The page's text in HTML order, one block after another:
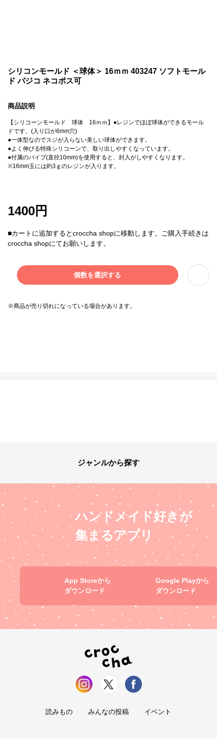
シリコンモールド ＜球体＞ 16ｍｍ 403247 ソフトモール
ド パジコ ネコポス可
商品説明
【シリコーンモールド 球体 16ｍｍ】●レジンでほぼ球体ができるモール
ドです。(入り口が6mm穴)
●一体型なのでスジが入らない美しい球体ができます。
●よく伸びる特殊シリコーンで、取り出しやすくなっています。
●付属のパイプ(直径10mm)を使用すると、封入がしやすくなります。
※16mm玉には約3ｇのレジンが入ります。
1400円
■カートに追加するとcroccha shopに移動します。ご購入手続きは
croccha shopにてお願いします。
個数を選択する
※商品が売り切れになっている場合があります。
ジャンルから探す
ハンドメイド好きが
集まるアプリ
App Storeから
ダウンロード
Google Playから
ダウンロード
読みもの みんなの投稿 イベント